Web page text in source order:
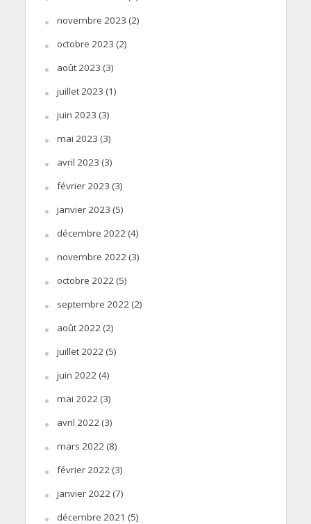
novembre 2023 (2)
octobre 2023 (2)
août 2023 (3)
juillet 2023 (1)
juin 2023 (3)
mai 2023 (3)
avril 2023 (3)
février 2023 (3)
janvier 2023 (5)
décembre 2022(4)
novembre 2022(3)
octobre 2022(5)
septembre 2022(2)
août 2022(2)
juillet 2022(5)
juin 2022(4)
mai 2022(3)
avril 2022(3)
mars 2022(8)
février 2022(3)
janvier 2022(7)
décembre 2021 (5)